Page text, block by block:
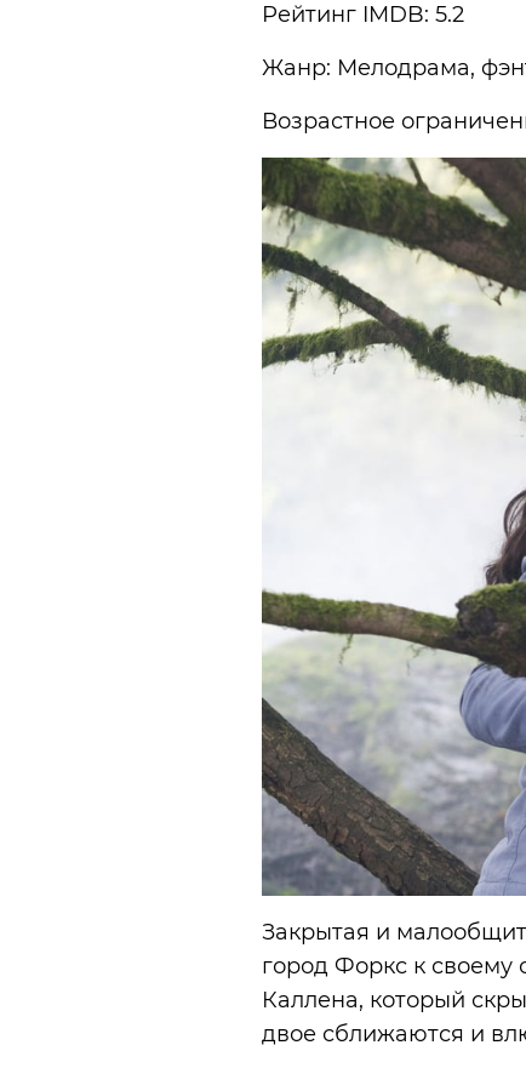
Рейтинг IMDB: 5.2
Жанр: Мелодрама,
Возрастное
Закрытая и
город Форкс к своему
Каллена, который
двое сближаются и